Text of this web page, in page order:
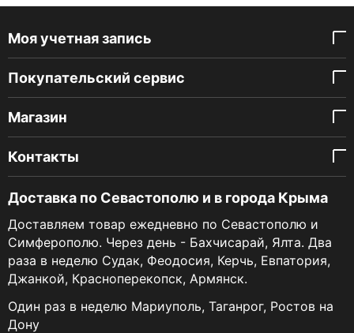
Моя учетная запись
Покупательский сервис
Магазин
Контакты
Доставка по Севастополю и в города Крыма
Доставляем товар ежедневно по Севастополю и
Симферополю. Через день - Бахчисарай, Ялта. Два
раза в неделю Судак, Феодосия, Керчь, Евпатория,
Джанкой, Красноперекопск, Армянск.
Один раз в неделю Мариуполь, Таганрог, Ростов на
Дону